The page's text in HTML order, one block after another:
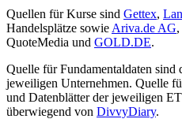
Quellen für Kurse sind Gettex,
Handelsplätze sowie Ariva.de AG
QuoteMedia und GOLD.DE.
Quelle für Fundamentaldaten sind
jeweiligen Unternehmen. Quelle
und Datenblätter der jeweiligen
überwiegend von DivvyDiary.